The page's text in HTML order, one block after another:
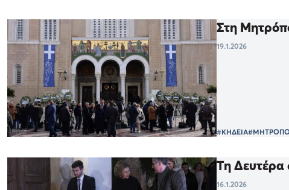
Στη
19.1.2026
#ΚΗΔΕΙΑ
Τη Δευτέρα
16.1.2026